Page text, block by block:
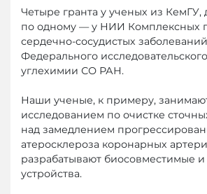
Четыре гранта у ученых из
по одному — у НИИ Комплексных
сердечно-сосудистых
Федерального
углехимии СО РАН.
Наши ученые, к примеру,
исследованием по очистке
над замедлением
атеросклероза коронарных
разрабатывают биосовместимые
устройства.